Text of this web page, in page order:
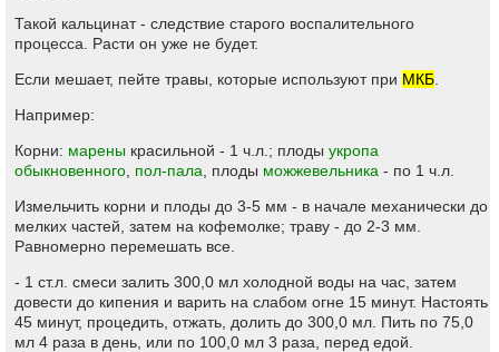
Такой кальцинат - следствие старого воспалительного
процесса. Расти он уже не будет.
Если мешает, пейте травы, которые используют при МКБ
Например:
Корни: марены красильной - 1 ч.л.; плоды укропа
обыкновенного пол-пала , плоды можжевельника - по 1 ч.л.
Измельчить корни и плоды до 3-5 мм - в начале механически до
мелких частей, затем на кофемолке; траву - до 2-3 мм.
Равномерно перемешать все.
- 1 ст.л. смеси залить 300,0 мл холодной воды на час, затем
довести до кипения и варить на слабом огне 15 минут. Настоять
45 минут, процедить, отжать, долить до 300,0 мл. Пить по 75,0
мл 4 раза в день, или по 100,0 мл 3 раза, перед едой.